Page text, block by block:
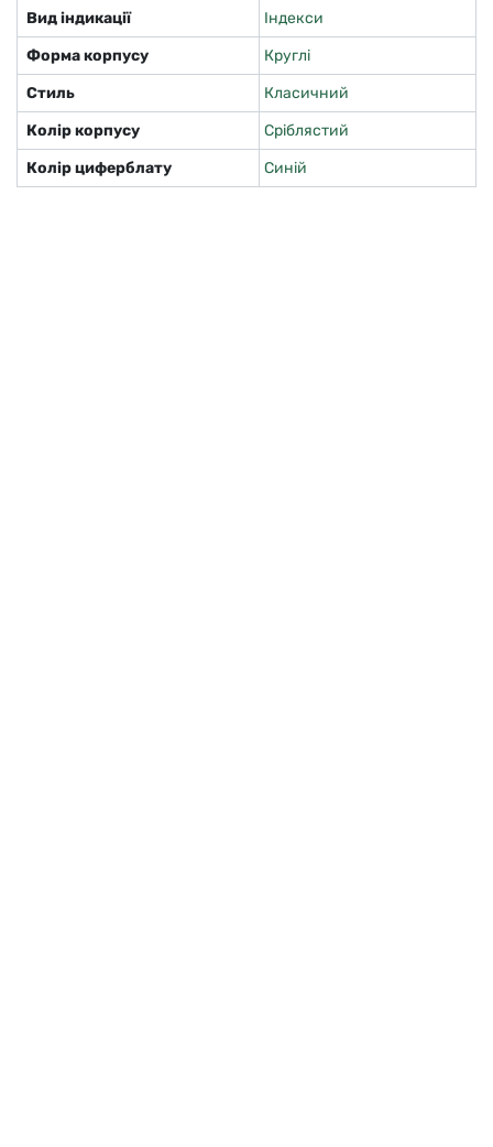
Вид індикації
Індекси
Форма корпусу
Круглі
Стиль
Класичний
Колір корпусу
Сріблястий
Колір циферблату
Синій